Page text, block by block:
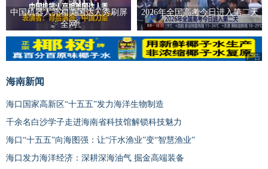
中国机器人亮相美国达人秀刷屏
全网
2026年全国高考今日进入第二天
广告
广告
海南新闻
海口国家高新区“十五五”发力海洋生物制造
千余名白沙学子走进海南省科技馆解锁科技魅力
海口“十五五”向海图强：让“汗水渔业”变“智慧渔业”
海口发力海洋经济：深耕深海油气 掘金高端装备